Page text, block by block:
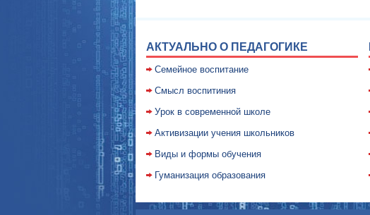
АКТУАЛЬНО О ПЕДАГОГИКЕ
Семейное воспитание
Смысл воспитиния
Уpок в совpеменной школе
Активизации учения школьников
Виды и формы обучения
Гуманизация образования